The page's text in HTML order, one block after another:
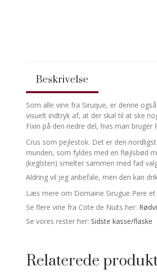
Beskrivelse
Som alle vine fra Siruque, er denne
visuelt indtryk af, at der skal til at ske
Fixin på den nedre del, hvis man bruger
Crus som pejlestok. Det er den
munden, som fyldes med en fløjlsbød
(keglsten) smelter sammen med fad
Aldring vil jeg anbefale, men den kan
Læs mere om Domaine Sirugue Pere et
Se flere vine fra Cote de Nuits her:
Se vores rester her: Sidste kasse/flaske
Relaterede